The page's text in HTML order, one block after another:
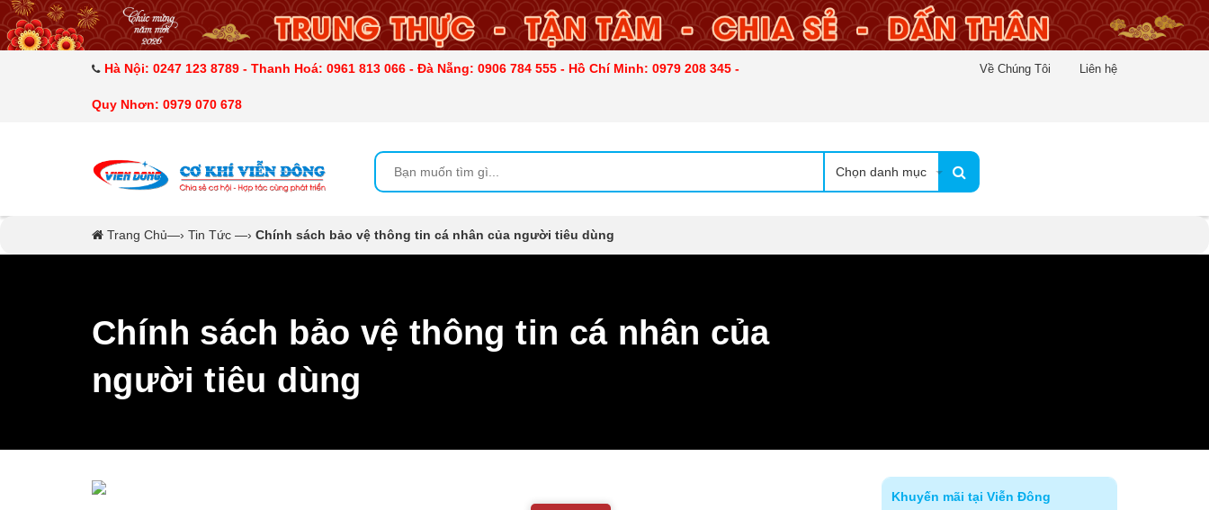
Hà Nội: 0247 123 8789 - Thanh Hoá: 0961 813 066 - Đà Nẵng: 0906 784 555 - Hồ Chí Minh: 0979 208 345 -
Quy Nhơn: 0979 070 678
Về Chúng Tôi Liên hệ
Chọn danh mục
Trang Chủ—› Tin Tức —› Chính sách bảo vệ thông tin cá nhân của người tiêu dùng
Chính sách bảo vệ thông tin cá nhân của
người tiêu dùng
Khuyến mãi tại Viễn Đông
DANH MỤC SẢN PHẨM
MÁY ÉP MÍA TẠO BỌT
MÁY RỬA BÁT SIÊU ÂM
MÁY SẤY THỰC PHẨM CÔNG NGHIỆP
THIẾT BỊ NHÀ BẾP CAO CẤP
MÁY CHẾ BIẾN THỰC PHẨM